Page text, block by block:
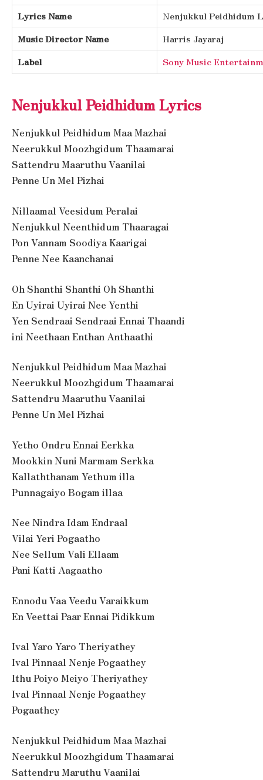
Lyrics Name
Nenjukkul Peidhidum
Music Director Name
Harris Jayaraj
Label
Sony Music
Nenjukkul Peidhidum Lyrics
Nenjukkul Peidhidum Maa Mazhai
Neerukkul Moozhgidum Thaamarai
Sattendru Maaruthu Vaanilai
Penne Un Mel Pizhai
Nillaamal Veesidum Peralai
Nenjukkul Neenthidum Thaaragai
Pon Vannam Soodiya Kaarigai
Penne Nee Kaanchanai
Oh Shanthi Shanthi Oh Shanthi
En Uyirai Uyirai Nee Yenthi
Yen Sendraai Sendraai Ennai Thaandi
ini Neethaan Enthan Anthaathi
Nenjukkul Peidhidum Maa Mazhai
Neerukkul Moozhgidum Thaamarai
Sattendru Maaruthu Vaanilai
Penne Un Mel Pizhai
Yetho Ondru Ennai Eerkka
Mookkin Nuni Marmam Serkka
Kallaththanam Yethum illa
Punnagaiyo Bogam illaa
Nee Nindra Idam Endraal
Vilai Yeri Pogaatho
Nee Sellum Vali Ellaam
Pani Katti Aagaatho
Ennodu Vaa Veedu Varaikkum
En Veettai Paar Ennai Pidikkum
Ival Yaro Yaro Theriyathey
Ival Pinnaal Nenje Pogaathey
Ithu Poiyo Meiyo Theriyathey
Ival Pinnaal Nenje Pogaathey
Pogaathey
Nenjukkul Peidhidum Maa Mazhai
Neerukkul Moozhgidum Thaamarai
Sattendru Maruthu Vaanilai